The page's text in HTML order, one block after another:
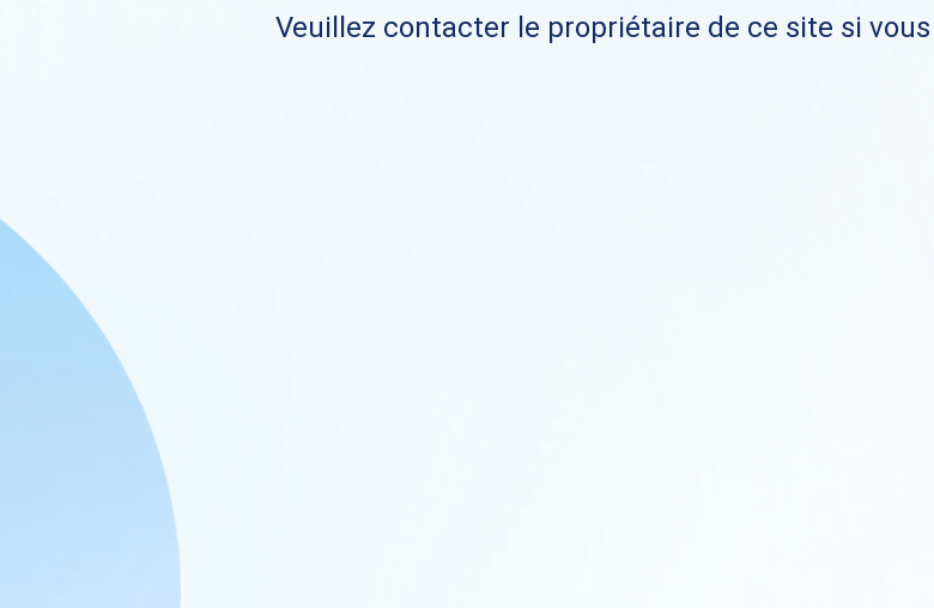
Veuillez contacter le propriétaire de ce site si